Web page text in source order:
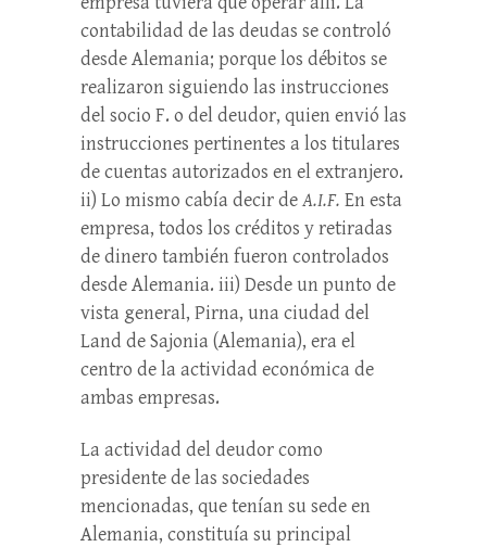
contabilidad de las deudas se controló
desde Alemania; porque los débitos se
realizaron siguiendo las instrucciones
del socio F. o del deudor, quien envió las
instrucciones pertinentes a los titulares
de cuentas autorizados en el extranjero.
ii) Lo mismo cabía decir deA.I.F. En esta
empresa, todos los créditos y retiradas
de dinero también fueron controlados
desde Alemania. iii) Desde un punto de
vista general, Pirna, una ciudad del
Land de Sajonia (Alemania), era el
centro de la actividad económica de
ambas empresas.
La actividad del deudor como
presidente de las sociedades
mencionadas, que tenían su sede en
Alemania, constituía su principal